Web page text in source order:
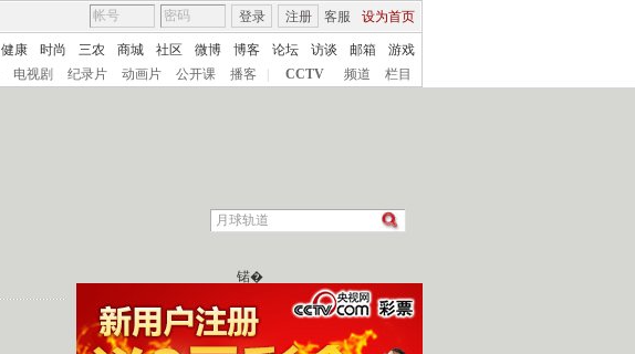
客服 设为首页
登录 注册
健康 时尚 三农 商城 社区 微博 博客 论坛 访谈 邮箱
游戏
电视剧 纪录片 动画片 公开课 播客 CCTV 频道 栏目
锘�